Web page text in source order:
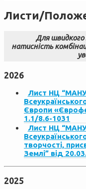
Листи/
Для швидкого
натисність
2026
Лист НЦ
Європи
1.1/8.6-1031
Лист НЦ
творчості,
Землі” від
2025